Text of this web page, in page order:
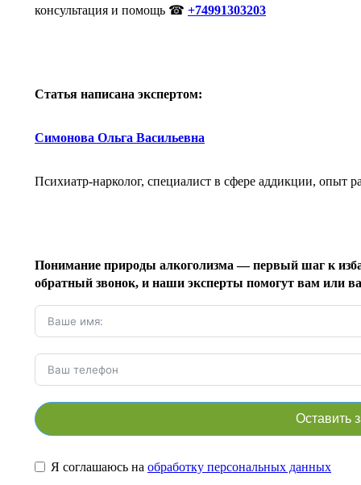
консультация и помощь ☎ +74991303203
Статья написана экспертом:
Симонова Ольга Васильевна
Психиатр-нарколог, специалист в сфере аддикции, опыт
Понимание природы алкоголизма — первый шаг к
обратный звонок, и наши эксперты помогут вам или
Оставить
Я соглашаюсь на обработку персональных данных